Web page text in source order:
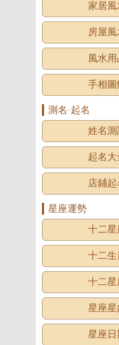
家居風
房屋風
風水用
手相圖
測名·起名
姓名測
起名大
店鋪起
星座運勢
十二星
十二生
十二星
星座星
星座日